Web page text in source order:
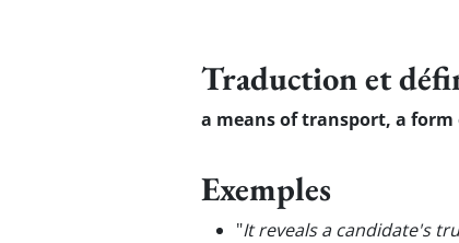
Traduction et
a means of transport, a
Exemples
"It reveals a candidate's